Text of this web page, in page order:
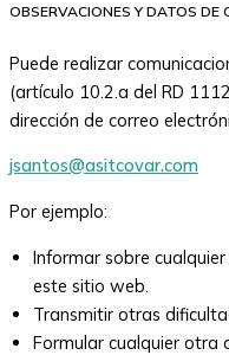
OBSERVACIONES Y DATOS DE
Puede realizar
(artículo 10.2.a del RD
dirección de correo
jsantos@asitcovar.com
Por ejemplo:
Informar sobre
este sitio web.
Transmitir otras
Formular cualquier otra